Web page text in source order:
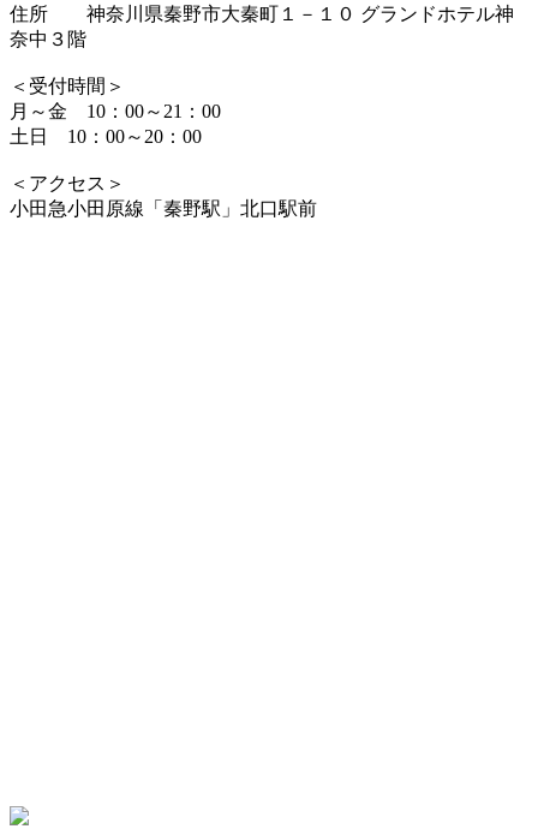
住所 神奈川県秦野市大秦町１－１０ グランドホテル神
奈中３階
＜受付時間＞
月～金 10：00～21：00
土日 10：00～20：00
＜アクセス＞
小田急小田原線「秦野駅」北口駅前